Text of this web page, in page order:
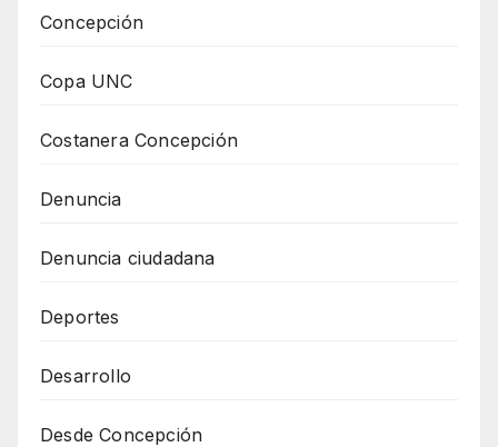
Concepción
Copa UNC
Costanera Concepción
Denuncia
Denuncia ciudadana
Deportes
Desarrollo
Desde Concepción